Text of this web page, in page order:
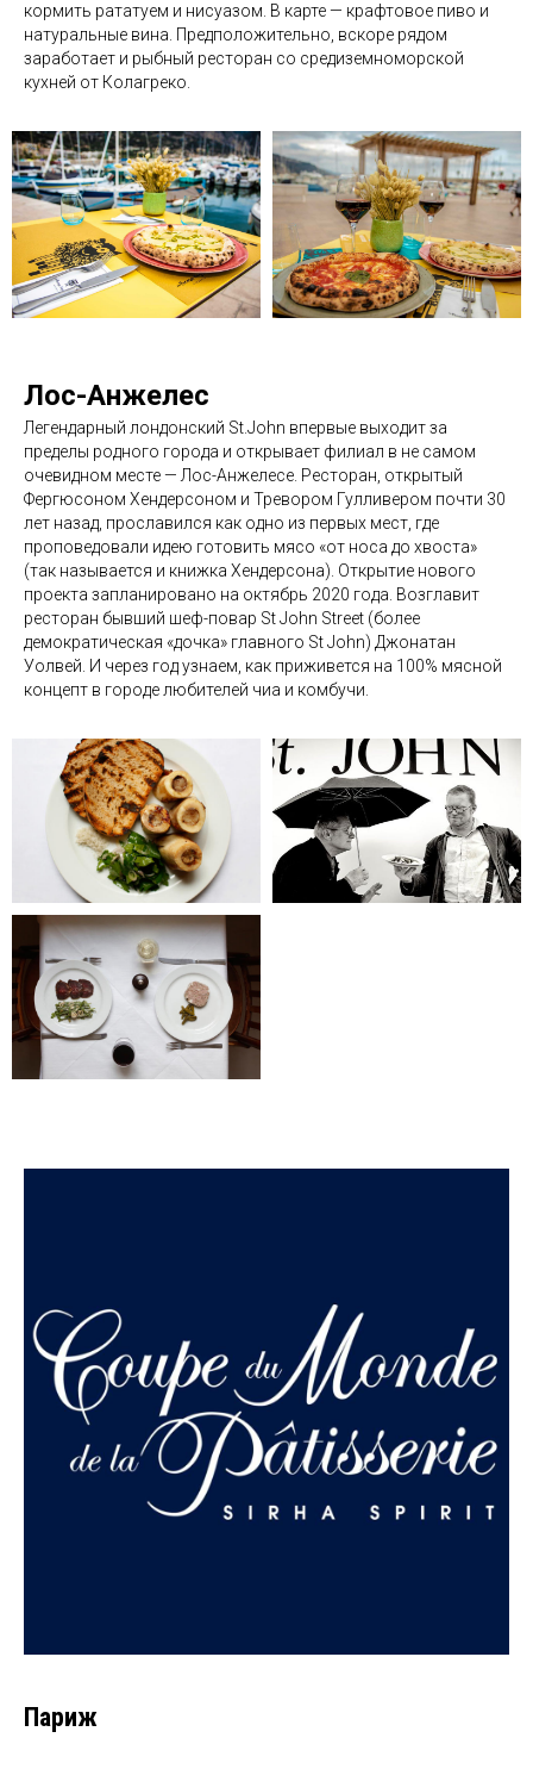
кормить рататуем и нисуазом. В карте — крафтовое пиво и
натуральные вина. Предположительно, вскоре рядом
заработает и рыбный ресторан со средиземноморской
кухней от Колагреко.
Лос-Анжелес
Легендарный лондонский St.John впервые выходит за
пределы родного города и открывает филиал в не самом
очевидном месте — Лос-Анжелесе. Ресторан, открытый
Фергюсоном Хендерсоном и Тревором Гулливером почти 30
лет назад, прославился как одно из первых мест, где
проповедовали идею готовить мясо «от носа до хвоста»
(так называется и книжка Хендерсона). Открытие нового
проекта запланировано на октябрь 2020 года. Возглавит
ресторан бывший шеф-повар St John Street (более
демократическая «дочка» главного St John) Джонатан
Уолвей. И через год узнаем, как приживется на 100% мясной
концепт в городе любителей чиа и комбучи.
Париж